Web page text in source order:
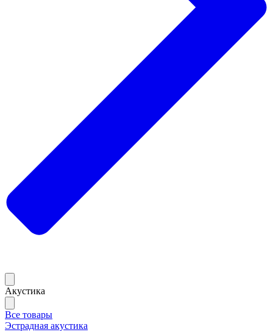
Акустика
Все товары
Эстрадная акустика